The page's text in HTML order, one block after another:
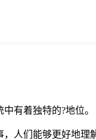
有着独特的?地位。
人们能够更好地理